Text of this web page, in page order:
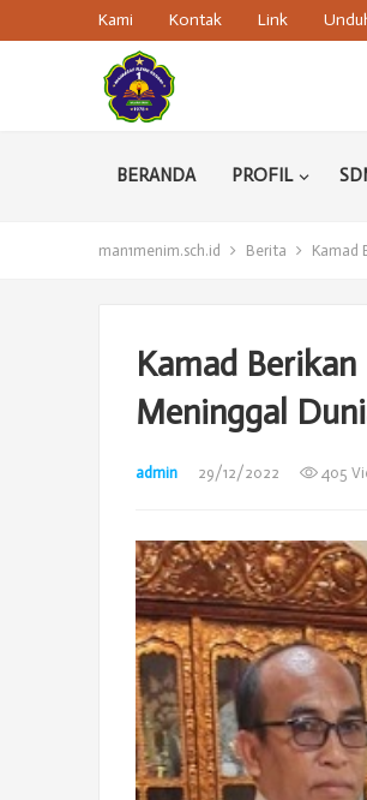
Kami Kontak Link
BERANDA PROFIL
man1menim.sch.id Berita Kamad
Kamad
Meninggal
admin 29/12/2022 405